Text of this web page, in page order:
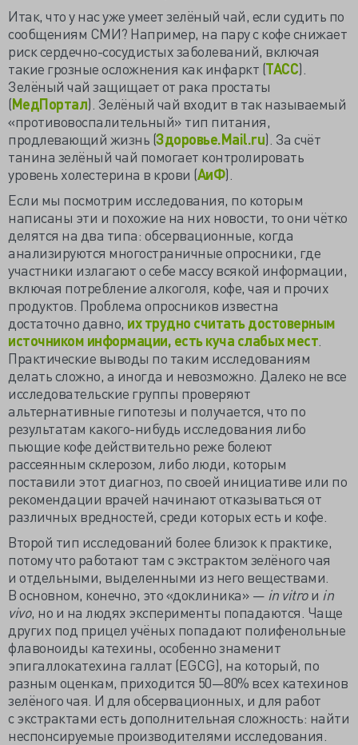
Итак, что у нас уже умеет зелёный чай, если судить по
сообщениям СМИ? Например, на пару с кофе снижает
риск сердечно-сосудистых заболеваний, включая
такие грозные осложнения как инфаркт (ТАСС).
Зелёный чай защищает от рака простаты
(МедПортал). Зелёный чай входит в так называемый
«противовоспалительный» тип питания,
продлевающий жизнь (Здоровье.Mail.ru). За счёт
танина зелёный чай помогает контролировать
уровень холестерина в крови (АиФ).
Если мы посмотрим исследования, по которым
написаны эти и похожие на них новости, то они чётко
делятся на два типа: обсервационные, когда
анализируются многостраничные опросники, где
участники излагают о себе массу всякой информации,
включая потребление алкоголя, кофе, чая и прочих
продуктов. Проблема опросников известна
достаточно давно, их трудно считать достоверным
источником информации, есть куча слабых мест
Практические выводы по таким исследованиям
делать сложно, а иногда и невозможно. Далеко не все
исследовательские группы проверяют
альтернативные гипотезы и получается, что по
результатам какого-нибудь исследования либо
пьющие кофе действительно реже болеют
рассеянным склерозом, либо люди, которым
поставили этот диагноз, по своей инициативе или по
рекомендации врачей начинают отказываться от
различных вредностей, среди которых есть и кофе.
Второй тип исследований более близок к практике,
потому что работают там с экстрактом зелёного чая
и отдельными, выделенными из него веществами.
В основном, конечно, это «доклиника» — in vitroи in
vivo, но и на людях эксперименты попадаются. Чаще
других под прицел учёных попадают полифенольные
флавоноиды катехины, особенно знаменит
эпигаллокатехина галлат (EGCG), на который, по
разным оценкам, приходится 50—80% всех катехинов
зелёного чая. И для обсервационных, и для работ
с экстрактами есть дополнительная сложность: найти
неспонсируемые производителями исследования.